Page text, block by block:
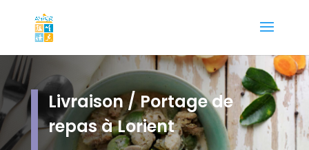
Livraison / Portage de
repas à Lorient